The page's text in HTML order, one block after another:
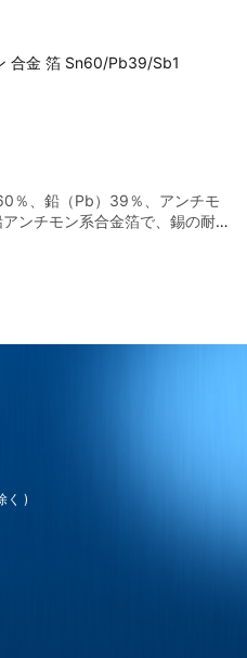
や切断を行う際は粉塵を吸い
装置を使用してください。
求められる用途に適していま
押出・圧延・成形加工に対応可
ー極板、耐摩耗シートなど幅
耐腐食性は鉛本来の耐酸性・
に応じて表面処理を施すこと
ー極板、電気接点材、放電
約11.4 g/cm³ ■ 特徴まとめ 柔
耐腐食性（酸・アルカリ）◎
）／各種厚み対応 ※アンチモン
ますが、鉛特有の柔らかさも
合金 箔 Sn60/Pb39/Sb1
％、鉛（Pb）39％、アンチモ
ンチモン系合金箔で、錫の耐
本製品の錫/鉛/アンチモン合
状で供給可能です。エッチン
などの微細加工にも対応し、
す。 その低融点特性と加工性
電子部品、はんだ材料、精密機
と耐久性が求められる分野で
く )